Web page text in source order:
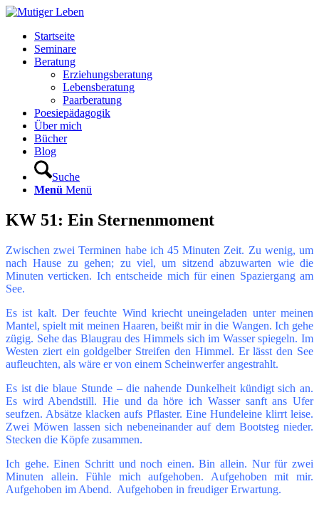
Startseite
Seminare
Beratung
Erziehungsberatung
Lebensberatung
Paarberatung
Poesiepädagogik
Über mich
Bücher
Blog
Suche
Menü Menü
KW 51: Ein Sternenmoment
Zwischen zwei Terminen habe ich 45 Minuten Zeit. Zu wenig, um
nach Hause zu gehen; zu viel, um sitzend abzuwarten wie die
Minuten verticken. Ich entscheide mich für einen Spaziergang am
See.
Es ist kalt. Der feuchte Wind kriecht uneingeladen unter meinen
Mantel, spielt mit meinen Haaren, beißt mir in die Wangen. Ich gehe
zügig. Sehe das Blaugrau des Himmels sich im Wasser spiegeln. Im
Westen ziert ein goldgelber Streifen den Himmel. Er lässt den See
aufleuchten, als wäre er von einem Scheinwerfer angestrahlt.
Es ist die blaue Stunde – die nahende Dunkelheit kündigt sich an.
Es wird Abendstill. Hie und da höre ich Wasser sanft ans Ufer
seufzen. Absätze klacken aufs Pflaster. Eine Hundeleine klirrt leise.
Zwei Möwen lassen sich nebeneinander auf dem Bootsteg nieder.
Stecken die Köpfe zusammen.
Ich gehe. Einen Schritt und noch einen. Bin allein. Nur für zwei
Minuten allein. Fühle mich aufgehoben. Aufgehoben mit mir.
Aufgehoben im Abend. Aufgehoben in freudiger Erwartung.